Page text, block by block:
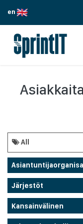
en
All
Järjestöt
Kansainvälinen